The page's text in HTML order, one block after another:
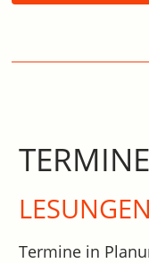
TERMINE
LESUNGEN
Termine in